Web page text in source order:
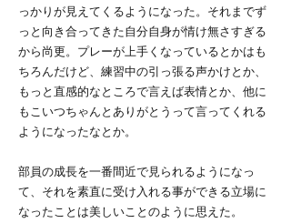
っかりが見えてくるようになった。それまでず
っと向き合ってきた自分自身が情け無さすぎる
から尚更。プレーが上手くなっているとかはも
ちろんだけど、練習中の引っ張る声かけとか、
もっと直感的なところで言えば表情とか、他に
もこいつちゃんとありがとうって言ってくれる
ようになったなとか。
部員の成長を一番間近で見られるようになっ
て、それを素直に受け入れる事ができる立場に
なったことは美しいことのように思えた。